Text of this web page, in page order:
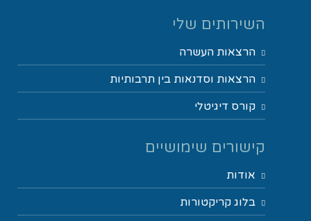
השירותים שלי
הרצאות העשרה
הרצאות וסדנאות בין תרבותיות
קורס דיגיטלי
קישורים שימושיים
אודות
בלוג קריקטורות